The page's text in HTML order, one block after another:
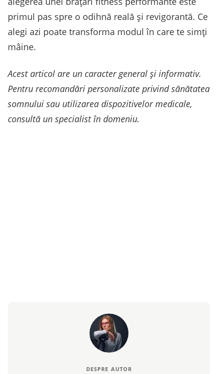
primul pas spre o odihnă reală și revigorantă. Ce
alegi azi poate transforma modul în care te simți
mâine.
Acest articol are un caracter general și informativ.
Pentru recomandări personalizate privind sănătatea
somnului sau utilizarea dispozitivelor medicale,
consultă un specialist în domeniu.
DESPRE AUTOR